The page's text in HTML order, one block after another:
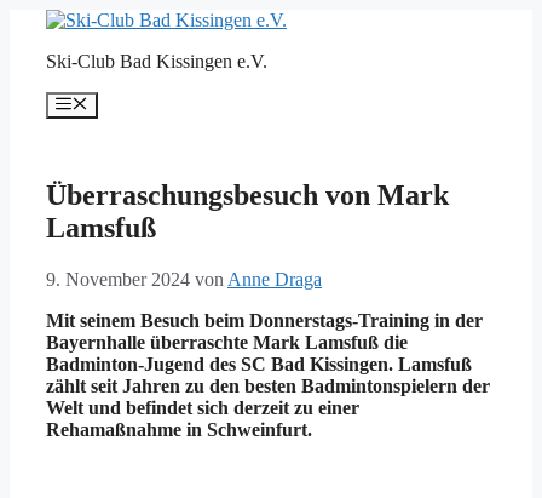
springenSki-Club Bad Kissingen e.V.
Menü
Überraschungsbesuch von Mark
Lamsfuß
9. November 2024 von Anne Draga
Mit seinem Besuch beim Donnerstags-Training in der
Bayernhalle überraschte Mark Lamsfuß die
Badminton-Jugend des SC Bad Kissingen. Lamsfuß
zählt seit Jahren zu den besten Badmintonspielern der
Welt und befindet sich derzeit zu einer
Rehamaßnahme in Schweinfurt.